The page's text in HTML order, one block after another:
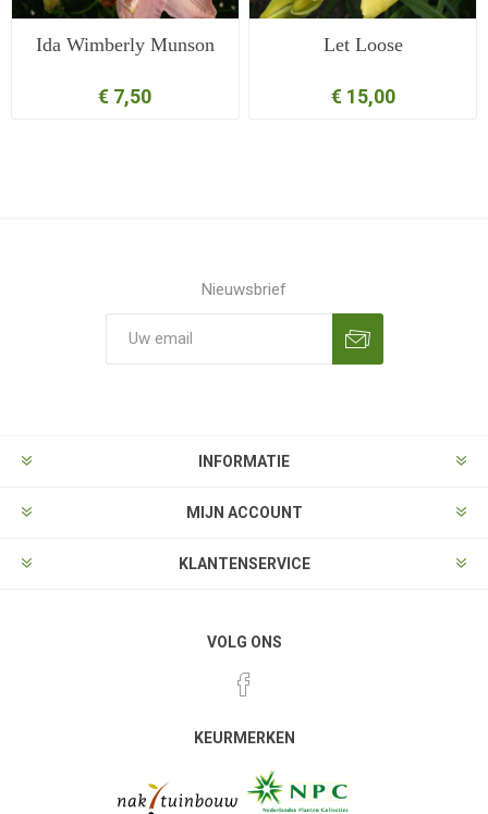
Ida Wimberly Munson
€ 7,50
Let Loose
€ 15,00
Nieuwsbrief
INFORMATIE
MIJN ACCOUNT
KLANTENSERVICE
VOLG ONS
KEURMERKEN